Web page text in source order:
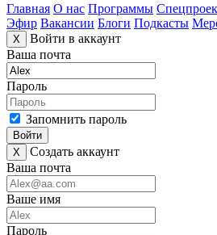
Главная О нас Программы
Эфир Вакансии Блоги Подкасты
X
Войти в аккаунт
Ваша почта
Пароль
Запомнить пароль
Войти
X
Создать аккаунт
Ваша почта
Ваше имя
Пароль